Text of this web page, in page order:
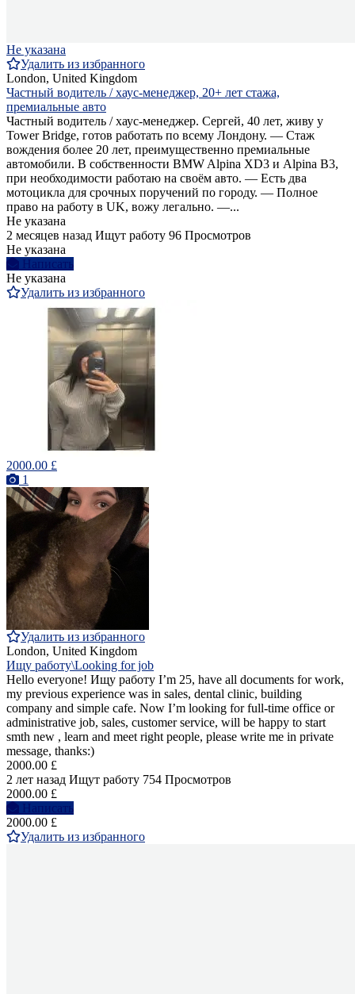
Не указана
Удалить из избранного
London, United Kingdom
Частный водитель / хаус-менеджер, 20+ лет стажа,
премиальные авто
Частный водитель / хаус-менеджер. Сергей, 40 лет, живу у
Tower Bridge, готов работать по всему Лондону. — Стаж
вождения более 20 лет, преимущественно премиальные
автомобили. В собственности BMW Alpina XD3 и Alpina B3,
при необходимости работаю на своём авто. — Есть два
мотоцикла для срочных поручений по городу. — Полное
право на работу в UK, вожу легально. —...
Не указана
2 месяцев назад Ищут работу 96 Просмотров
Не указана
Написать
Не указана
Удалить из избранного
2000.00 £
1
Удалить из избранного
London, United Kingdom
Ищу работу\Looking for job
Hello everyone! Ищу работу I’m 25, have all documents for work,
my previous experience was in sales, dental clinic, building
company and simple cafe. Now I’m looking for full-time office or
administrative job, sales, customer service, will be happy to start
smth new , learn and meet right people, please write me in private
message, thanks:)
2000.00 £
2 лет назад Ищут работу 754 Просмотров
2000.00 £
Написать
2000.00 £
Удалить из избранного